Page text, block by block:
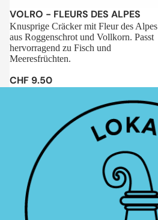
Sale
VOLRO - FLEURS DES ALPES
Knusprige Cräcker mit Fleur des Alpes
aus Roggenschrot und Vollkorn. Passt
hervorragend zu Fisch und
Meeresfrüchten.
CHF 9.50